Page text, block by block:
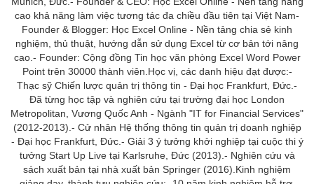
Google Sheet
Word
MOS
cao khả năng làm việc tương tác đa chiều đầu tiên tại Việt Nam-
Founder & Blogger: Học Excel Online - Nền tảng chia sẻ kinh
nghiệm, thủ thuật, hướng dẫn sử dụng Excel từ cơ bản tới nâng
cao.- Founder: Cộng đồng Tin học văn phòng Excel Word Power
Point trên 30000 thành viên.Học vị, các danh hiệu đạt được:-
Thạc sỹ Chiến lược quản trị thông tin - Đại học Frankfurt, Đức.-
Đã từng học tập và nghiên cứu tại trường đại học London
Metropolitan, Vương Quốc Anh - Ngành "IT for Financial Services"
(2012-2013).- Cử nhân Hệ thống thông tin quản trị doanh nghiệp
- Đại học Frankfurt, Đức.- Giải 3 ý tưởng khởi nghiệp tại cuộc thi ý
tưởng Start Up Live tại Karlsruhe, Đức (2013).- Nghiên cứu và
sách xuất bản tại nhà xuất bản Springer (2016).Kinh nghiệm